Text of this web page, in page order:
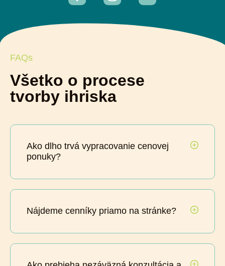
FAQs
Všetko o procese
tvorby ihriska
Ako dlho trvá vypracovanie cenovej
ponuky?
Nájdeme cenníky priamo na stránke?